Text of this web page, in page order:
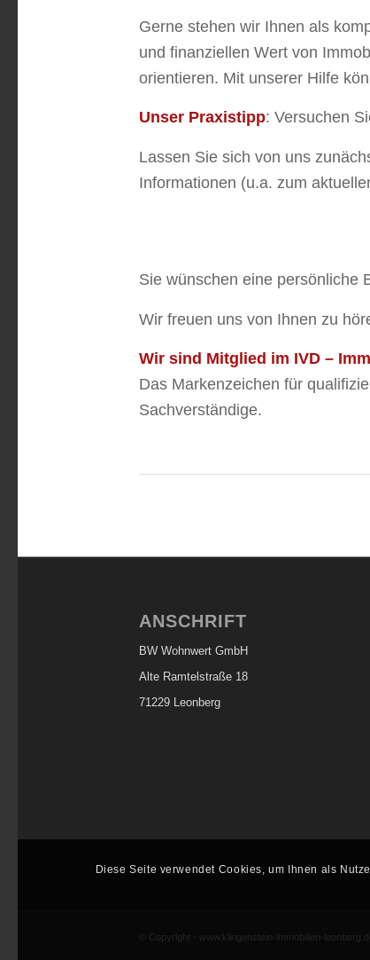
Gerne stehen wir Ihnen als
und finanziellen Wert von
orientieren. Mit unserer Hilfe
Unser Praxistipp: Versuchen
Lassen Sie sich von uns
Informationen (u.a. zum
Sie wünschen eine persönliche
Wir freuen uns von Ihnen zu
Wir sind Mitglied im IVD –
Das Markenzeichen für
Sachverständige.
ANSCHRIFT
BW Wohnwert GmbH
Alte Ramtelstraße 18
71229 Leonberg
© Copyright - www.klingenstein-immobilien-
Diese Seite verwendet Cookies, um Ihnen als